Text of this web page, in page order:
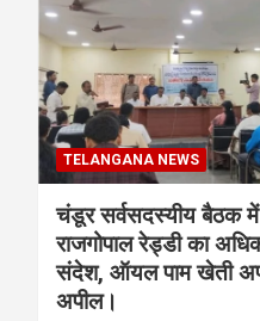
TELANGANA NEWS
चंडूर सर्वसदस्यीय बैठक
राजगोपाल रेड्डी का
संदेश, ऑयल पाम खेती
अपील।